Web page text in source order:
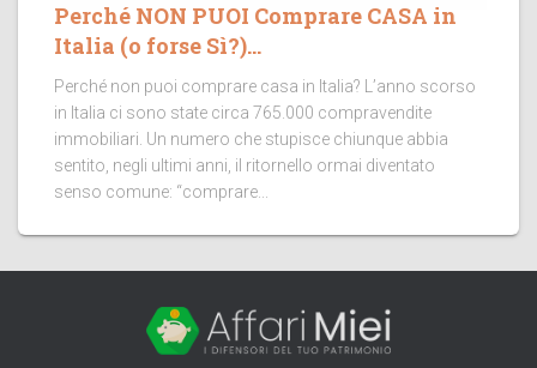
Perché NON PUOI Comprare CASA in
Italia (o forse Sì?)…
Perché non puoi comprare casa in Italia? L’anno scorso
in Italia ci sono state circa 765.000 compravendite
immobiliari. Un numero che stupisce chiunque abbia
sentito, negli ultimi anni, il ritornello ormai diventato
senso comune: “comprare...